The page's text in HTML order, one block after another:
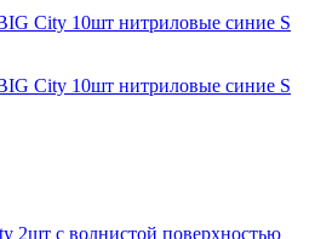
City 10шт нитриловые синие S